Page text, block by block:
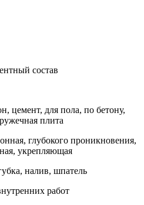
состав
цемент, для пола, по бетону,
плита
глубокого проникновения,
укрепляющая
налив, шпатель
работ